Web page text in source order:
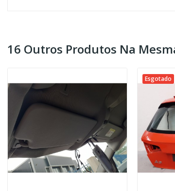
16 Outros Produtos Na
Esgotado